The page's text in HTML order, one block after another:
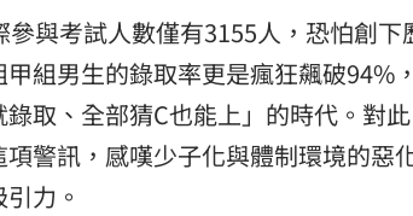
與考試人數僅有3155人，恐怕創下
組男生的錄取率更是瘋狂飆破94%
取、全部猜C也能上」的時代。對
警訊，感嘆少子化與體制環境的惡
力。